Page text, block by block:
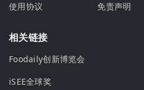
使用协议
免责声明
相关链接
Foodaily创新博览会
iSEE全球奖